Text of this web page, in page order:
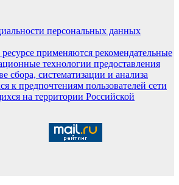
персональных данных
применяются рекомендательные
технологии предоставления
сбора, систематизации и анализа
к предпочтениям пользователей сети
на территории Российской